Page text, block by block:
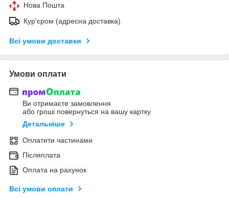
Нова Пошта
Кур'єром (адресна доставка)
Всі умови доставки
Умови оплати
Ви отримаєте замовлення
або гроші повернуться на вашу картку
Детальніше
Оплатити частинами
Післяплата
Оплата на рахунок
Всі умови оплати